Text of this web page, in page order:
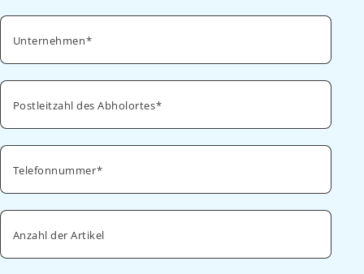
Unternehmen
Postleitzahl des Abholortes
Telefonnummer
Anzahl der Artikel